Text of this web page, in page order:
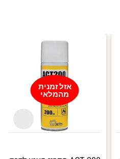
אזל זמנית
מהמלאי